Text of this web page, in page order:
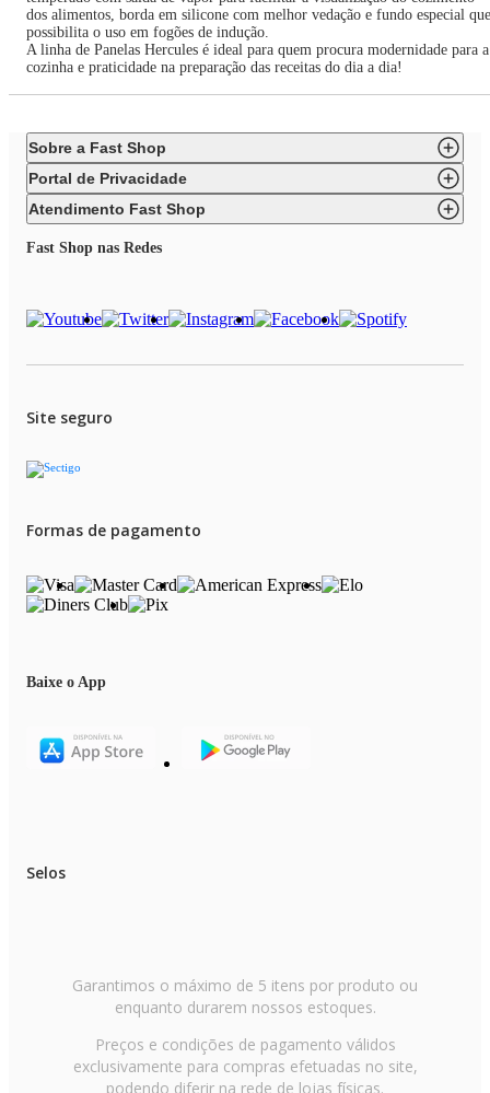
dos alimentos, borda em silicone com melhor vedação e fundo especial que
possibilita o uso em fogões de indução.
A linha de Panelas Hercules é ideal para quem procura modernidade para a
cozinha e praticidade na preparação das receitas do dia a dia!
Sobre a Fast Shop
Portal de Privacidade
Atendimento Fast Shop
Fast Shop nas Redes
Site seguro
Formas de pagamento
Baixe o App
Selos
Garantimos o máximo de 5 itens por produto ou
enquanto durarem nossos estoques.
Preços e condições de pagamento válidos
exclusivamente para compras efetuadas no site,
podendo diferir na rede de lojas físicas.